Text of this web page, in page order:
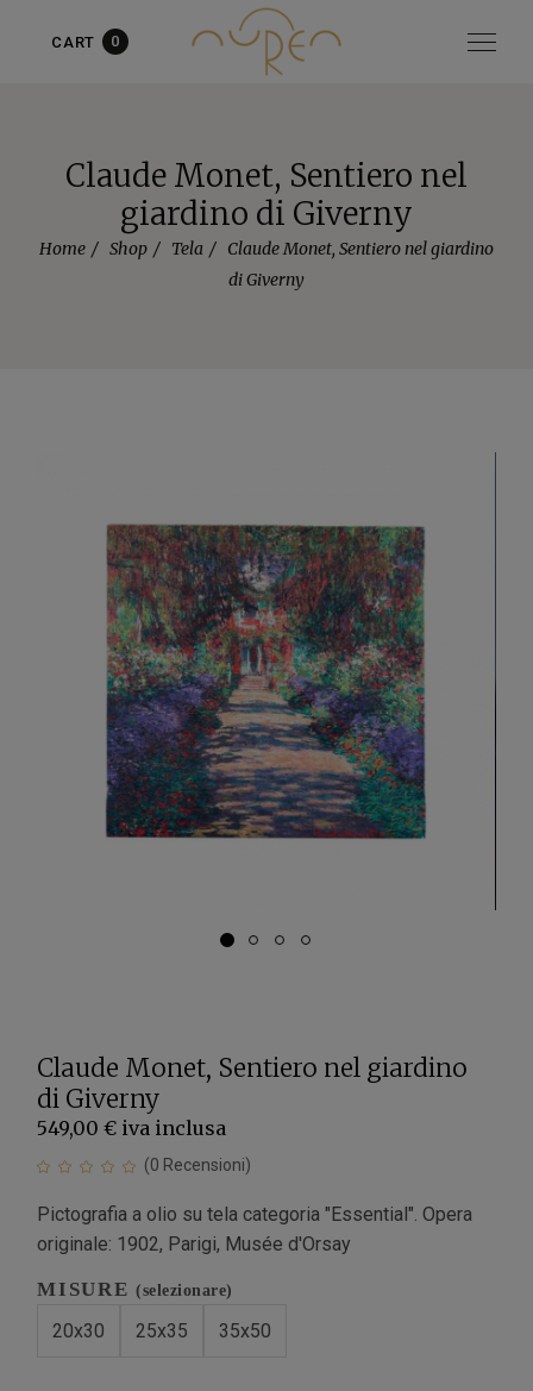
CART 0
Claude Monet, Sentiero nel
giardino di Giverny
Home Shop Tela
Claude Monet, Sentiero nel giardino
di Giverny
Claude Monet, Sentiero nel giardino
di Giverny
549,00 € iva inclusa
(0 Recensioni)
Pictografia a olio su tela categoria "Essential". Opera
originale: 1902, Parigi, Musée d'Orsay
MISURE(selezionare)
20x30 25x35 35x50
Articolo aggiunto al carrello!vedi il carrello
continua